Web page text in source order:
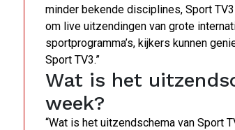
minder bekende disciplines, Sport
om live uitzendingen van grote
sportprogramma’s, kijkers kunnen
Sport TV3.”
Wat is het
week?
“Wat is het uitzendschema van Sport